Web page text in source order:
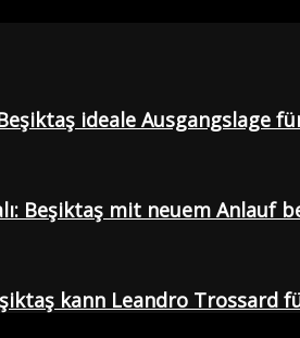
ideale Ausgangslage
Beşiktaş mit neuem Anlauf
kann Leandro Trossard